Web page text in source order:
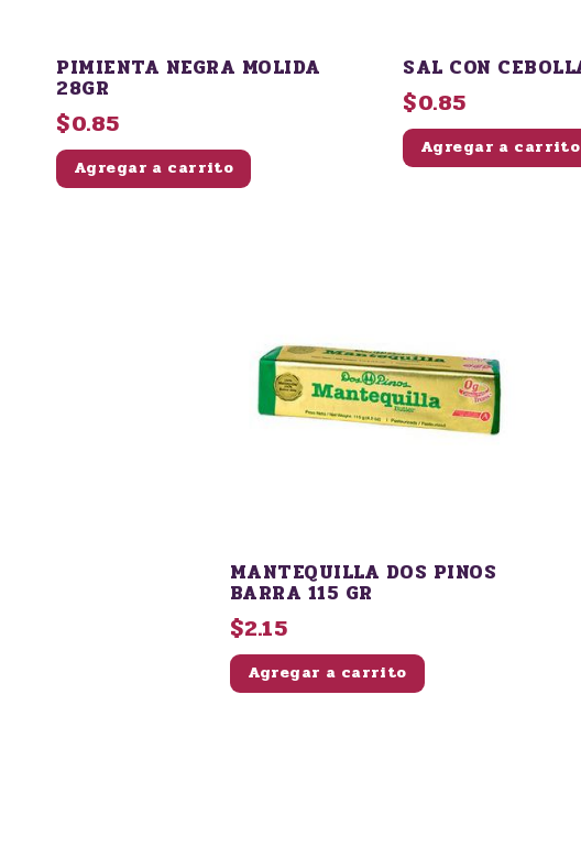
PIMIENTA NEGRA MOLIDA
28GR
$0.85
Agregar a carrito
$0.85
Agregar a carrito
MANTEQUILLA DOS PINOS
BARRA 115 GR
$2.15
Agregar a carrito